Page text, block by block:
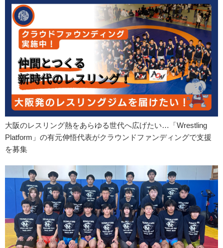
大阪のレスリング熱をあらゆる世代へ広げたい…「Wrestling
Platform」の有元伸悟代表がクラウンドファンディングで支援
を募集